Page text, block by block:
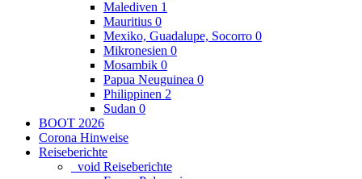
Malediven 1
Mauritius 0
Mexiko, Guadalupe, Socorro 0
Mikronesien 0
Mosambik 0
Papua Neuguinea 0
Philippinen 2
Sudan 0
BOOT 2026
Corona Hinweise
Reiseberichte
_void Reiseberichte